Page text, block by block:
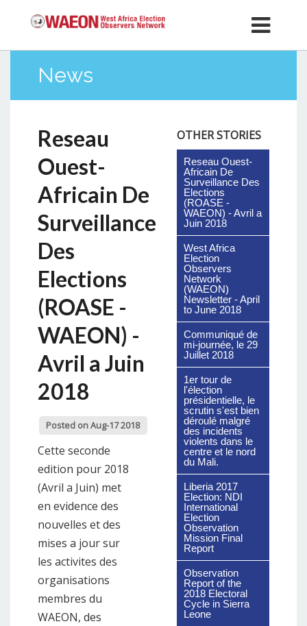
News
Reseau
Ouest-
Africain De
Surveillance
Des
Elections
(ROASE -
WAEON) -
Avril a Juin
2018
Posted on Aug-17 2018
Cette seconde
edition pour 2018
(Avril a Juin) met
en evidence des
nouvelles et des
mises a jour sur
les activites des
organisations
membres du
WAEON, des
OTHER STORIES
Reseau Ouest-
Africain De
Surveillance Des
Elections
(ROASE -
WAEON) - Avril a
Juin 2018
West Africa
Election
Observers
Network
(WAEON)
Newsletter - April
to June 2018
Communiqué de
mi-journée, le 29
Juillet 2018
1er tour de
l'élection
présidentielle, le
scrutin s'est bien
déroulé malgré
des incidents
violents dans le
centre et le nord
du Mali.
Liberia 2017
Election: NDI
International
Election
Observation
Mission Final
Report
Observation
Report of the
2018 Electoral
Cycle in Sierra
Leone